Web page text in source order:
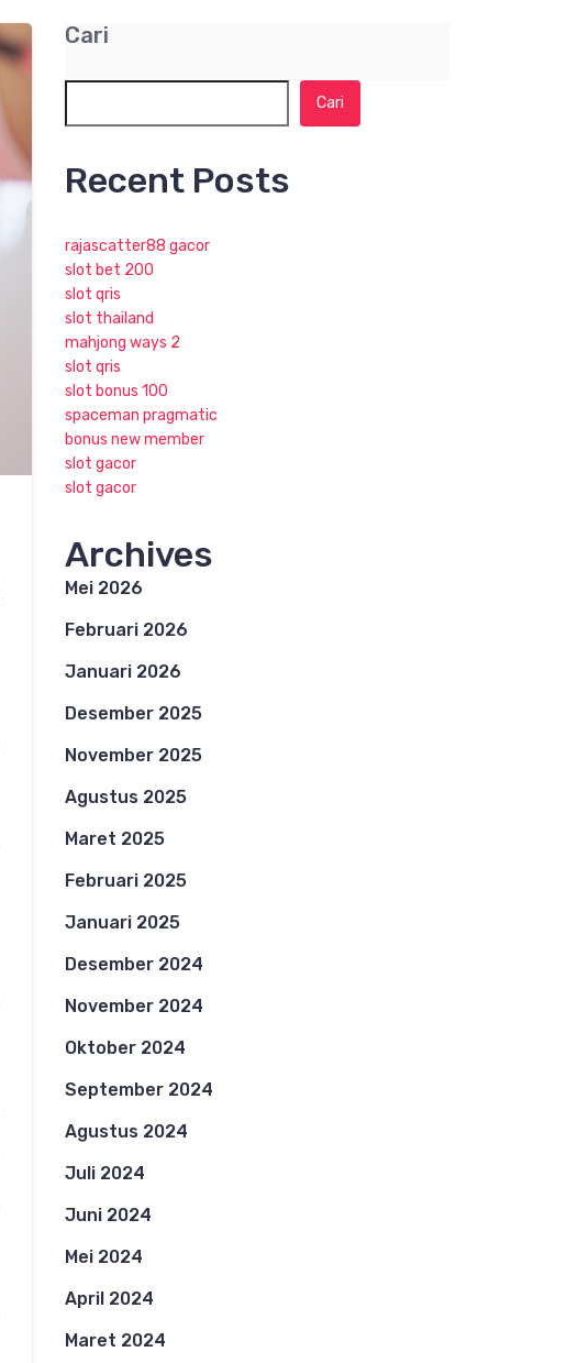
Cari
Cari
Recent Posts
rajascatter88 gacor
slot bet 200
slot qris
slot thailand
mahjong ways 2
slot qris
slot bonus 100
spaceman pragmatic
bonus new member
slot gacor
slot gacor
Archives
Mei 2026
Februari 2026
Januari 2026
Desember 2025
November 2025
Agustus 2025
Maret 2025
Februari 2025
Januari 2025
Desember 2024
November 2024
Oktober 2024
September 2024
Agustus 2024
Juli 2024
Juni 2024
Mei 2024
April 2024
Maret 2024